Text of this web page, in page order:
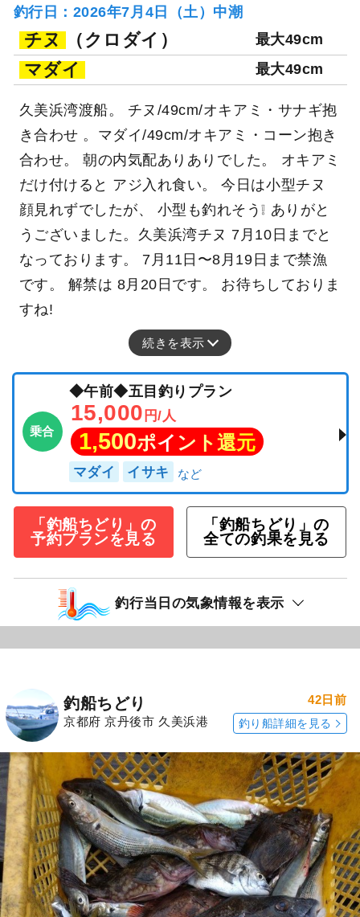
釣行日：2026年7月4日（土）中潮
チヌ （クロダイ） 最大49cm
マダイ 最大49cm
久美浜湾渡船。 チヌ/49cm/オキアミ・サナギ抱
き合わせ 。マダイ/49cm/オキアミ・コーン抱き
合わせ。 朝の内気配ありありでした。 オキアミ
だけ付けると アジ入れ食い。 今日は小型チヌ
顔見れずでしたが、 小型も釣れそう❕️ ありがと
うございました。久美浜湾チヌ 7月10日までと
なっております。 7月11日〜8月19日まで禁漁
です。 解禁は 8月20日です。 お待ちしておりま
すね!
続きを表示
乗合
◆午前◆五目釣りプラン
15,000 円/人
1,500ポイント還元
マダイ イサキ
「釣船ちどり」の
予約プランを見る
「釣船ちどり」の
全ての釣果を見る
釣行当日の気象情報を表示
釣船ちどり
京都府 京丹後市 久美浜港
42日前
釣り船詳細を見る